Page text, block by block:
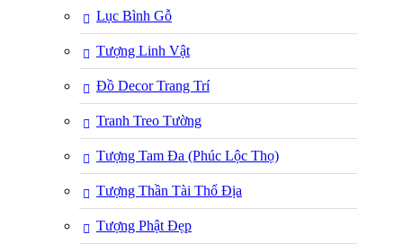
Lục Bình Gỗ
Tượng Linh Vật
Đồ Decor Trang Trí
Tranh Treo Tường
Tượng Tam Đa (Phúc Lộc Thọ)
Tượng Thần Tài Thổ Địa
Tượng Phật Đẹp